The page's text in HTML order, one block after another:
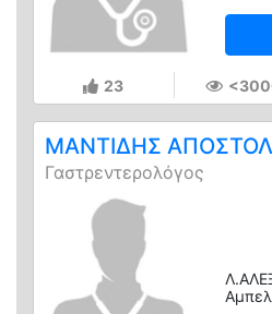
23
ΜΑΝΤΙΔΗΣ
Γαστρεντερολόγος